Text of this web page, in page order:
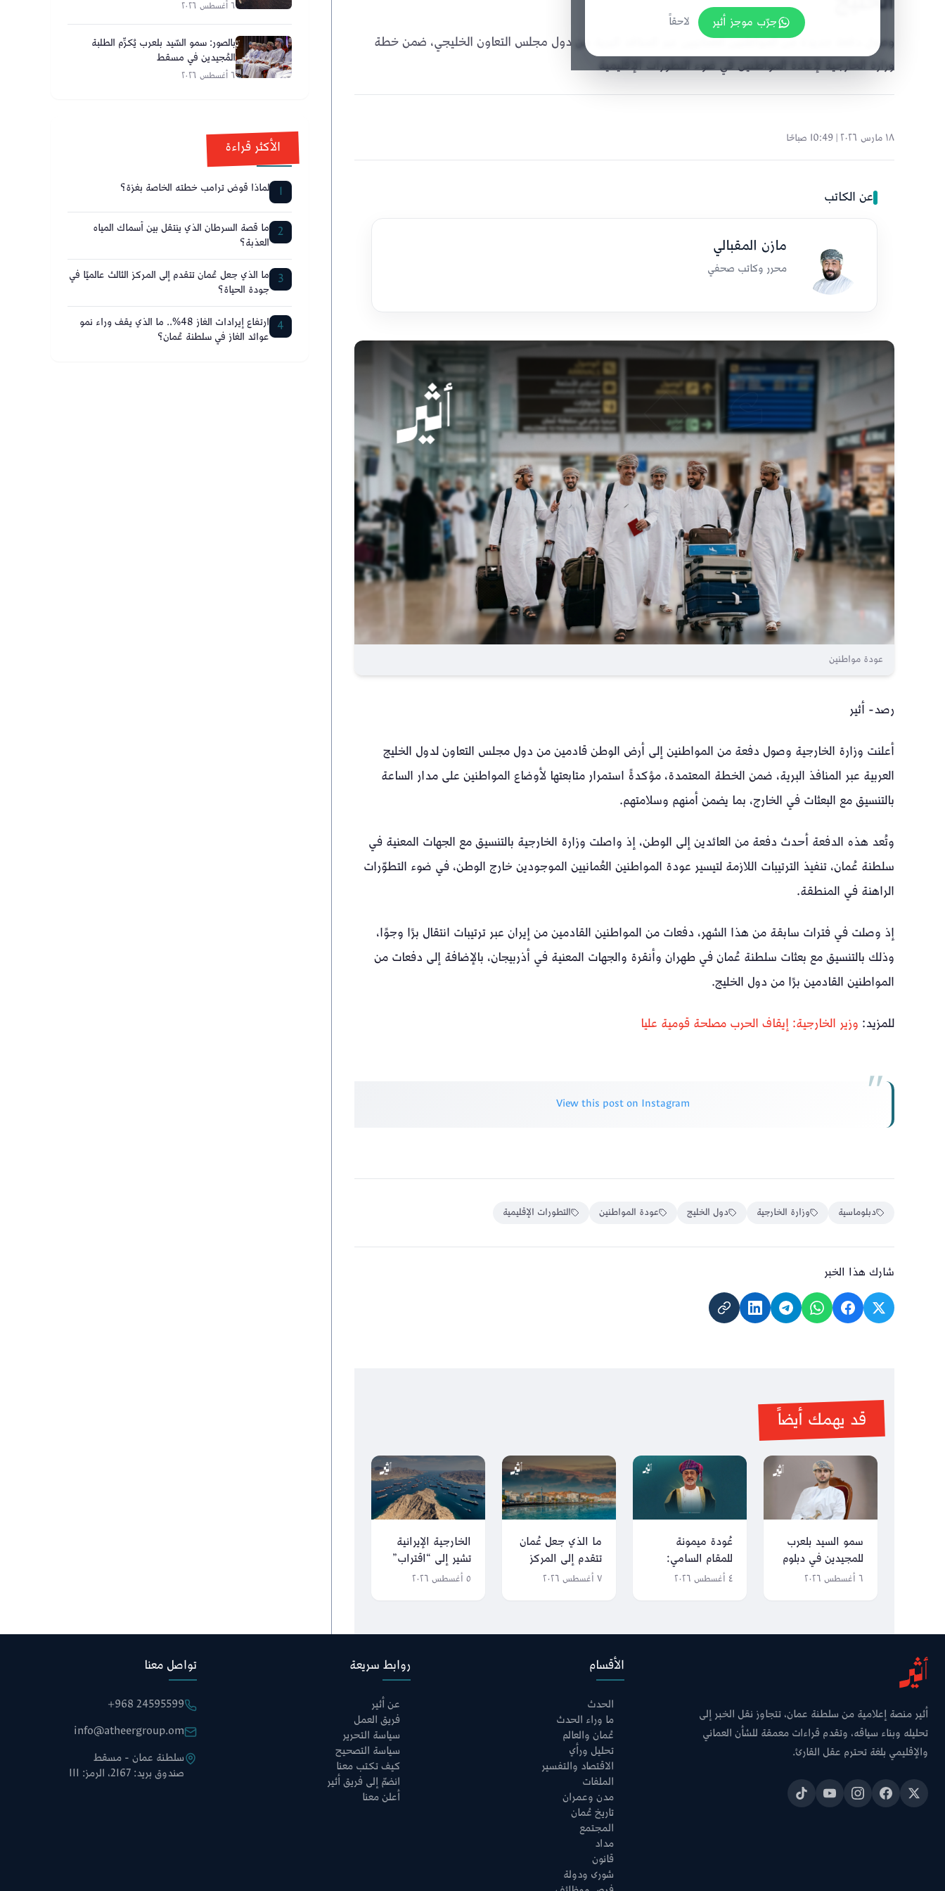
وصول دفعة جديدة من المواطنين العمانيين عبر المنافذ البرية من دول مجلس التعاون الخليجي، ضمن خطة
وزارة الخارجية لإعادة المواطنين في ضوء التطورات الإقليمية
١٨ مارس ٢٠٢٦ | 10:49 صباحًا
عن الكاتب
مازن المقبالي
محرر وكاتب صحفي
عودة مواطنين
رصد- أثير
أعلنت وزارة الخارجية وصول دفعة من المواطنين إلى أرض الوطن قادمين من دول مجلس التعاون لدول الخليج
العربية عبر المنافذ البرية، ضمن الخطة المعتمدة، مؤكدةً استمرار متابعتها لأوضاع المواطنين على مدار الساعة
بالتنسيق مع البعثات في الخارج، بما يضمن أمنهم وسلامتهم.
وتُعد هذه الدفعة أحدث دفعة من العائدين إلى الوطن، إذ واصلت وزارة الخارجية بالتنسيق مع الجهات المعنية في
سلطنة عُمان، تنفيذ الترتيبات اللازمة لتيسير عودة المواطنين العُمانيين الموجودين خارج الوطن، في ضوء التطوّرات
الراهنة في المنطقة.
إذ وصلت في فترات سابقة من هذا الشهر، دفعات من المواطنين القادمين من إيران عبر ترتيبات انتقال برًا وجوًا،
وذلك بالتنسيق مع بعثات سلطنة عُمان في طهران وأنقرة والجهات المعنية في أذربيجان، بالإضافة إلى دفعات من
المواطنين القادمين برًا من دول الخليج.
للمزيد: وزير الخارجية: إيقاف الحرب مصلحة قومية عليا
View this post on Instagram
دبلوماسية وزارة الخارجية دول الخليج عودة المواطنين التطورات الإقليمية
شارك هذا الخبر
قد يهمك أيضاً
سمو السيد بلعرب
للمجيدين في دبلوم
التعليم العام: كونوا
٦ أغسطس ٢٠٢٦
عُودة ميمونة
للمقام السامي:
محطات شملها
٤ أغسطس ٢٠٢٦
ما الذي جعل عُمان
تتقدم إلى المركز
الثالث عالميًا في
٧ أغسطس ٢٠٢٦
الخارجية الإيرانية
تشير إلى “اقتراب”
الصيغة النهائية من
٥ أغسطس ٢٠٢٦
جرّب موجز أثير
لاحقاً
٦ أغسطس ٢٠٢٦
بالصور: سمو السّيد بلعرب يُكرِّم الطلبة
المُجيدين في مسقط
٦ أغسطس ٢٠٢٦
الأكثر قراءة
1 لماذا قوض ترامب خطته الخاصة بغزة؟
2 ما قصة السرطان الذي ينتقل بين أسماك المياه
العذبة؟
3 ما الذي جعل عُمان تتقدم إلى المركز الثالث عالميًا في
جودة الحياة؟
4 ارتفاع إيرادات الغاز 48%.. ما الذي يقف وراء نمو
عوائد الغاز في سلطنة عُمان؟
أثير منصة إعلامية من سلطنة عمان، تتجاوز نقل الخبر إلى
تحليله وبناء سياقه، وتقدم قراءات معمقة للشأن العماني
والإقليمي بلغة تحترم عقل القارئ.
الأقسام
الحدث
ما وراء الحدث
عُمان والعالم
تحليل ورأي
الاقتصاد والتفسير
الملفات
مدن وعمران
تاريخ عُمان
المجتمع
مداد
قانون
شورى ودولة
روابط سريعة
عن أثير
فريق العمل
سياسة التحرير
سياسة التصحيح
كيف تكتب معنا
انضمّ إلى فريق أثير
أعلن معنا
تواصل معنا
+968 24595599
info@atheergroup.om
سلطنة عمان - مسقط
صندوق بريد: 2167، الرمز: 111